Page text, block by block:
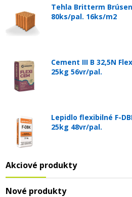
Tehla Britterm
80ks/pal. 16ks/m2
Cement III B 32,5N
25kg 56vr/pal.
Lepidlo flexibilné F-
25kg 48vr/pal.
Akciové produkty
Nové produkty